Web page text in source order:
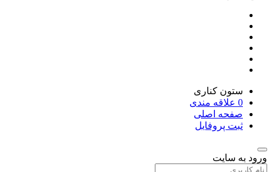
ستون کناری
0 علاقه مندی
صفحه اصلی
ثبت پروفایل
ورود به سایت